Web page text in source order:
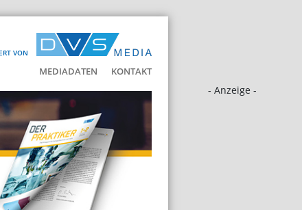
VON
MEDIADATEN KONTAKT
- Anzeige -